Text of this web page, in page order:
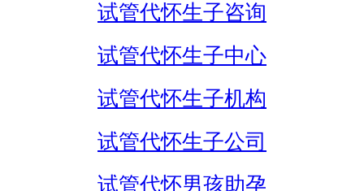
试管代怀生子咨询
试管代怀生子中心
试管代怀生子机构
试管代怀生子公司
试管代怀男孩助孕